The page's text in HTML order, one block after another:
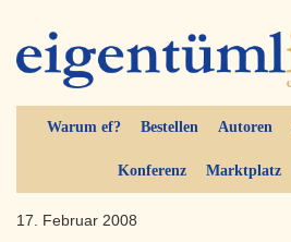
Warum ef? Bestellen Autoren
Konferenz Marktplatz
17. Februar 2008